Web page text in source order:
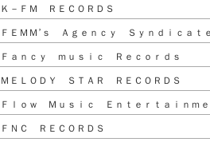
Ｋ－ＦＭ ＲＥＣＯＲＤＳ
ＦＥＭＭ’ｓ Ａｇｅｎｃｙ Ｓｙｎｄｉｃａｔ
Ｆａｎｃｙ ｍｕｓｉｃ Ｒｅｃｏｒｄｓ
ＭＥＬＯＤＹ ＳＴＡＲ ＲＥＣＯＲＤＳ
Ｆｌｏｗ Ｍｕｓｉｃ Ｅｎｔｅｒｔａｉｎｍ
ＦＮＣ ＲＥＣＯＲＤＳ